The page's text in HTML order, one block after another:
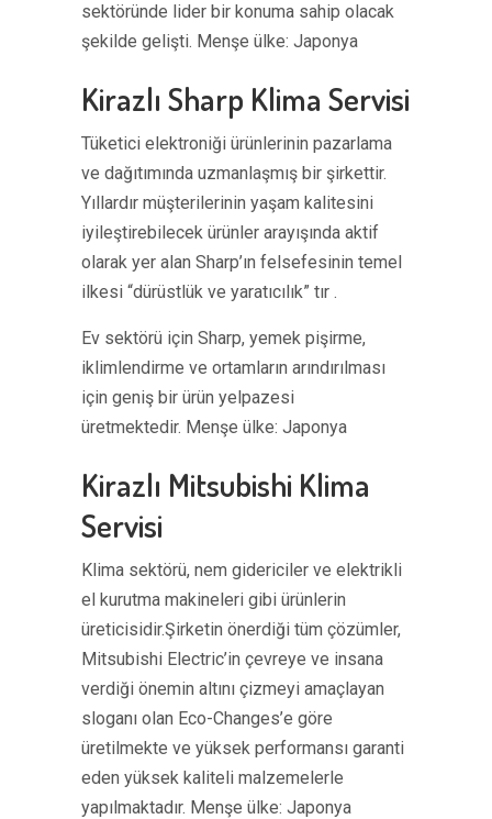
sektöründe lider bir konuma sahip olacak
şekilde gelişti. Menşe ülke: Japonya
Kirazlı Sharp Klima Servisi
Tüketici elektroniği ürünlerinin pazarlama
ve dağıtımında uzmanlaşmış bir şirkettir.
Yıllardır müşterilerinin yaşam kalitesini
iyileştirebilecek ürünler arayışında aktif
olarak yer alan Sharp’ın felsefesinin temel
ilkesi “dürüstlük ve yaratıcılık” tır .
Ev sektörü için Sharp, yemek pişirme,
iklimlendirme ve ortamların arındırılması
için geniş bir ürün yelpazesi
üretmektedir. Menşe ülke: Japonya
Kirazlı Mitsubishi Klima
Servisi
Klima sektörü, nem gidericiler ve elektrikli
el kurutma makineleri gibi ürünlerin
üreticisidir.Şirketin önerdiği tüm çözümler,
Mitsubishi Electric’in çevreye ve insana
verdiği önemin altını çizmeyi amaçlayan
sloganı olan Eco-Changes’e göre
üretilmekte ve yüksek performansı garanti
eden yüksek kaliteli malzemelerle
yapılmaktadır. Menşe ülke: Japonya